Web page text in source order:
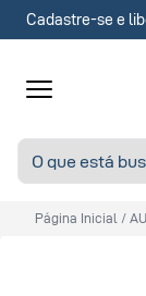
Cadastre-se e
Página Inicial /